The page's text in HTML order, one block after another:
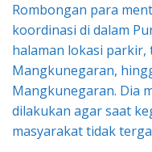
Rombongan para
koordinasi di dalam
halaman lokasi
Mangkunegaran,
Mangkunegaran. Dia
dilakukan agar saat
masyarakat tidak